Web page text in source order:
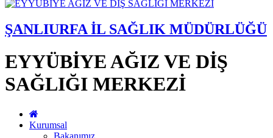
ŞANLIURFA İL SAĞLIK MÜDÜRLÜĞÜ
EYYÜBİYE AĞIZ VE DİŞ
SAĞLIĞI MERKEZİ
Kurumsal
Bakanımız